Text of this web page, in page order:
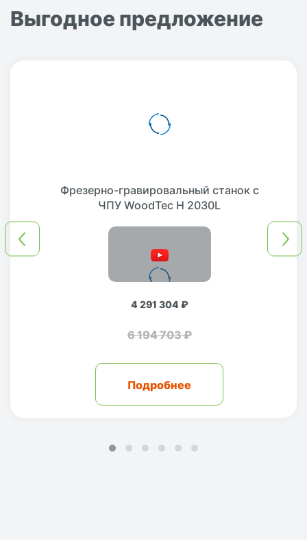
Выгодное предложение
Фрезерно-гравировальный станок с
ЧПУ WoodTec H 2030L
4 291 304 ₽
6 194 703 ₽
Подробнее